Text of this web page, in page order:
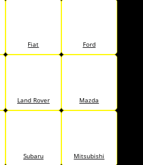
Fiat Ford
Land Rover Mazda
Subaru Mitsubishi